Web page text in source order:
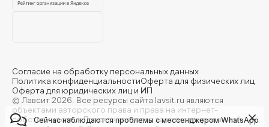
Согласие на обработку персональных данных
Политика конфиденциальностиОферта для физических лиц
Оферта для юридических лиц и ИП
© Лавсит 2026. Все ресурсы сайта lavsit.ru являются
объектами авторского права и права на интернет-
собственность. «Лавсит» является зарегистрированной
Сейчас наблюдаются проблемы с мессенджером WhatsApp